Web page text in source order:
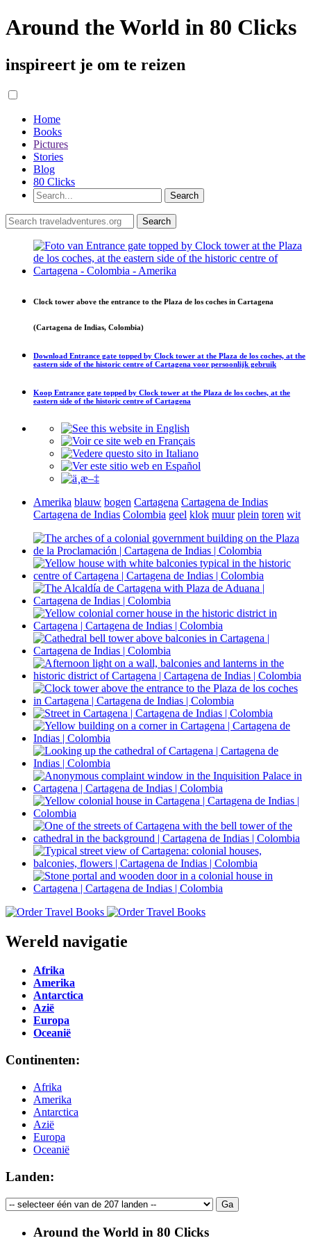
Around the World in 80 Clicks
inspireert je om te reizen
Home
Books
Pictures
Stories
Blog
80 Clicks
Clock tower above the entrance to the Plaza de los coches in Cartagena
(Cartagena de Indias, Colombia)
Download Entrance gate topped by Clock tower at the Plaza de los coches, at the
eastern side of the historic centre of Cartagena voor persoonlijk gebruik
Koop Entrance gate topped by Clock tower at the Plaza de los coches, at the
eastern side of the historic centre of Cartagena
Amerika blauw bogen Cartagena Cartagena de Indias
Cartagena de Indias Colombia geel klok muur plein toren wit
Wereld navigatie
Afrika
Amerika
Antarctica
Azië
Europa
Oceanië
Continenten:
Afrika
Amerika
Antarctica
Azië
Europa
Oceanië
Landen:
Around the World in 80 Clicks